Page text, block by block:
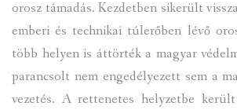
orosz támadás. Kezdetben sikerült
emberi és technikai túlerőben lévő
több helyen is áttörték a magyar
parancsolt nem engedélyezett sem a
vezetés. A rettenetes helyzetbe